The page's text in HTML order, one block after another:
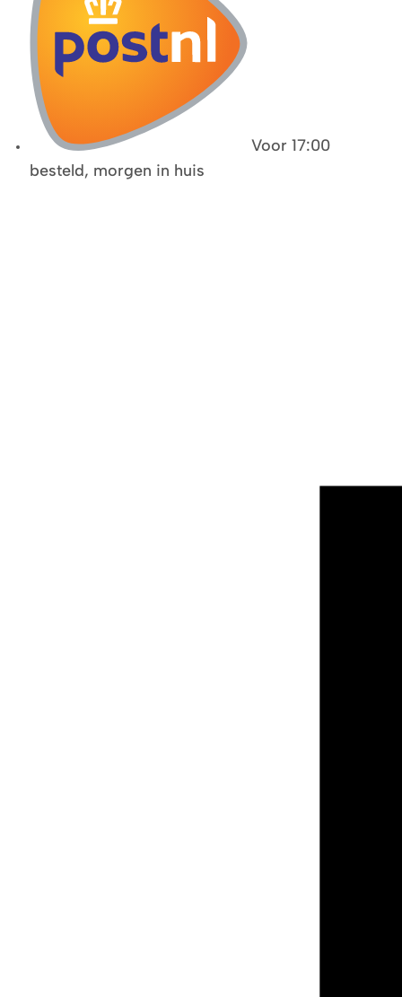
Voor 17:00
besteld, morgen in huis